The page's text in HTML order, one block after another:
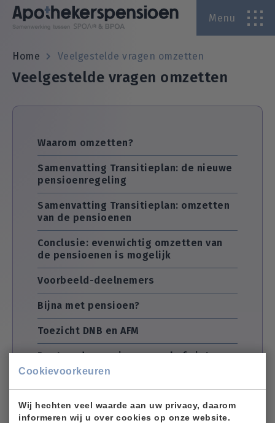
Cookievoorkeuren
Wij hechten veel waarde aan uw privacy, daarom
informeren wij u over cookies op onze website.
Menu
Home Veelgestelde vragen omzetten
Veelgestelde vragen omzetten
Waarom omzetten?
Samenvatting Transitieplan: de nieuwe
pensioenregeling
Samenvatting Transitieplan: omzetten
van de pensioenen
Conclusie: evenwichtig omzetten van
de pensioenen is mogelijk
Voorbeeld-deelnemers
Bijna met pensioen?
Toezicht DNB en AFM
Bestaande pensioenen wel of niet
omzetten? Verschillen, voordelen,
Aankoop vast pensioen